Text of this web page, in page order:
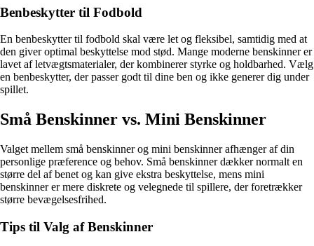
Benbeskytter til Fodbold
En benbeskytter til fodbold skal være let og fleksibel, samtidig med at
den giver optimal beskyttelse mod stød. Mange moderne benskinner er
lavet af letvægtsmaterialer, der kombinerer styrke og holdbarhed. Vælg
en benbeskytter, der passer godt til dine ben og ikke generer dig under
spillet.
Små Benskinner vs. Mini Benskinner
Valget mellem små benskinner og mini benskinner afhænger af din
personlige præference og behov. Små benskinner dækker normalt en
større del af benet og kan give ekstra beskyttelse, mens mini
benskinner er mere diskrete og velegnede til spillere, der foretrækker
større bevægelsesfrihed.
Tips til Valg af Benskinner